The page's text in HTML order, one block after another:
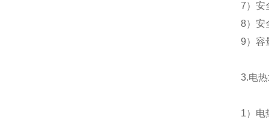
7）安
8）安
9）容
3.电
1）电